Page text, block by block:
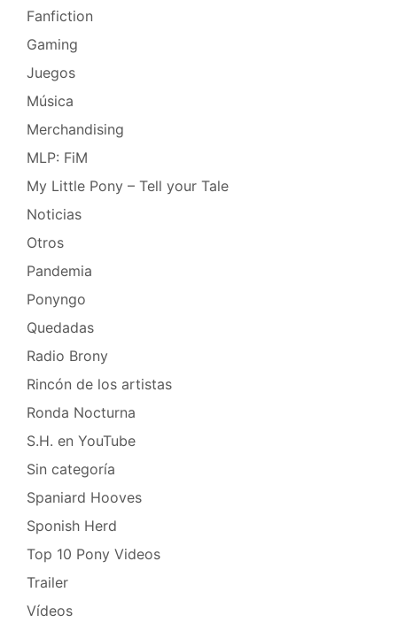
Fanfiction
Gaming
Juegos
Música
Merchandising
MLP: FiM
My Little Pony – Tell your Tale
Noticias
Otros
Pandemia
Ponyngo
Quedadas
Radio Brony
Rincón de los artistas
Ronda Nocturna
S.H. en YouTube
Sin categoría
Spaniard Hooves
Sponish Herd
Top 10 Pony Videos
Trailer
Vídeos